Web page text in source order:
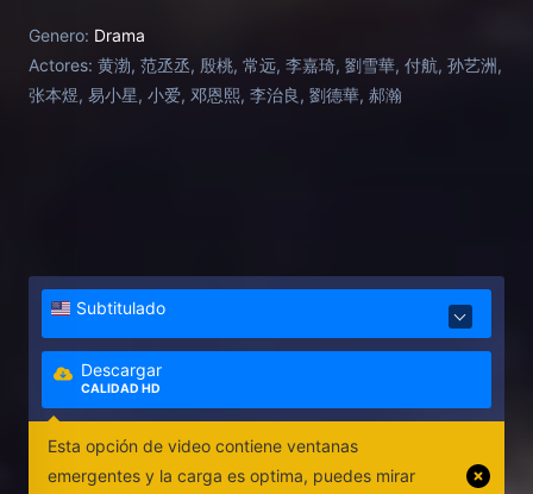
Genero: Drama
Actores: 黄渤, 范丞丞, 殷桃, 常远, 李嘉琦, 劉雪華, 付航, 孙艺洲,
张本煜, 易小星, 小爱, 邓恩熙, 李治良, 劉德華, 郝瀚
Subtitulado
Descargar
CALIDAD HD
Esta opción de video contiene ventanas
emergentes y la carga es optima, puedes mirar